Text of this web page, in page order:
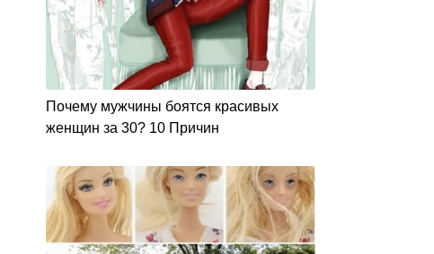
Почему мужчины боятся красивых
женщин за 30? 10 Причин